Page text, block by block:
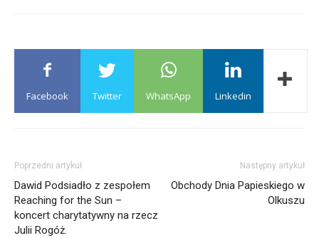
Facebook Twitter WhatsApp Linkedin
Poprzedni artykuł
Dawid Podsiadło z zespołem
Reaching for the Sun –
koncert charytatywny na rzecz
Julii Rogóż.
Następny artykuł
Obchody Dnia Papieskiego w
Olkuszu